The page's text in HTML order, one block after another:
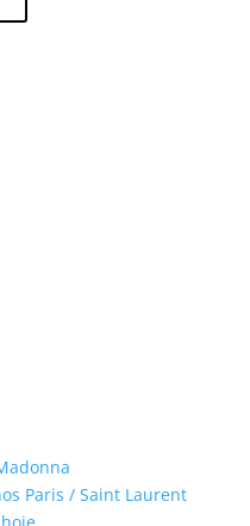
Paris / Saint Laurent